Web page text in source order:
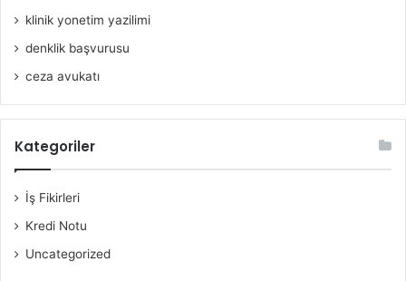
klinik yonetim yazilimi
denklik başvurusu
ceza avukatı
Kategoriler
İş Fikirleri
Kredi Notu
Uncategorized